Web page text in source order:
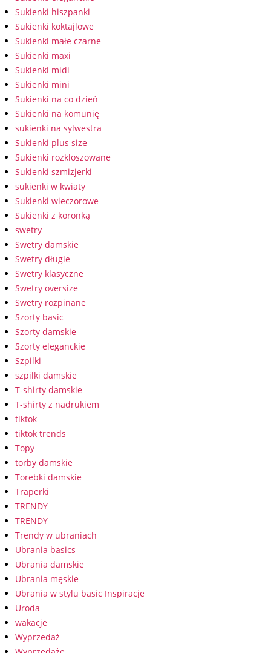
Sukienki hiszpanki
Sukienki koktajlowe
Sukienki małe czarne
Sukienki maxi
Sukienki midi
Sukienki mini
Sukienki na co dzień
Sukienki na komunię
sukienki na sylwestra
Sukienki plus size
Sukienki rozkloszowane
Sukienki szmizjerki
sukienki w kwiaty
Sukienki wieczorowe
Sukienki z koronką
swetry
Swetry damskie
Swetry długie
Swetry klasyczne
Swetry oversize
Swetry rozpinane
Szorty basic
Szorty damskie
Szorty eleganckie
Szpilki
szpilki damskie
T-shirty damskie
T-shirty z nadrukiem
tiktok
tiktok trends
Topy
torby damskie
Torebki damskie
Traperki
TRENDY
TRENDY
Trendy w ubraniach
Ubrania basics
Ubrania damskie
Ubrania męskie
Ubrania w stylu basic Inspiracje
Uroda
wakacje
Wyprzedaż